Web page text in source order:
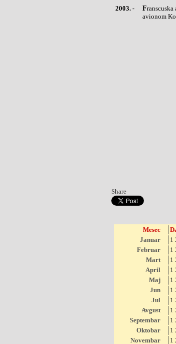
2003. -
Franscuska avio kompanija Er Frans (Air France) izvršila je poslednji let supersoničnim putničkim
avionom
Share
Mesec
Januar
1
Februar
1
Mart
1
April
1
Maj
1
Jun
1
Jul
1
Avgust
1
Septembar
1
Oktobar
1
Novembar
1